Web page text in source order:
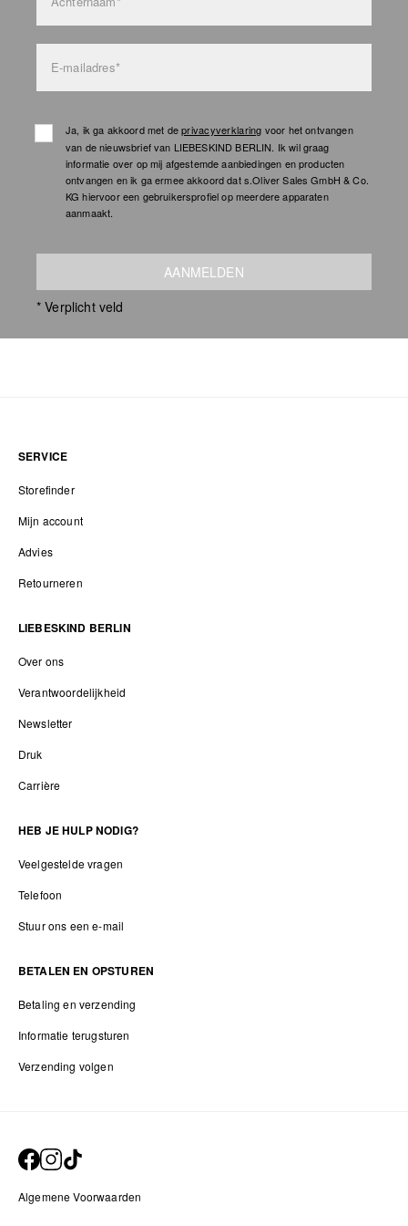
E-mailadres*
Ja, ik ga akkoord met deprivacyverklaring voor het ontvangen
van de nieuwsbrief van LIEBESKIND BERLIN. Ik wil graag
informatie over op mij afgestemde aanbiedingen en producten
ontvangen en ik ga ermee akkoord dat s.Oliver Sales GmbH & Co.
KG hiervoor een gebruikersprofiel op meerdere apparaten
aanmaakt.
AANMELDEN
* Verplicht veld
SERVICE
Storefinder
Mijn account
Advies
Retourneren
LIEBESKIND BERLIN
Over ons
Verantwoordelijkheid
Newsletter
Druk
Carrière
HEB JE HULP NODIG?
Veelgestelde vragen
Telefoon
Stuur ons een e-mail
BETALEN EN OPSTUREN
Betaling en verzending
Informatie terugsturen
Verzending volgen
Algemene Voorwaarden